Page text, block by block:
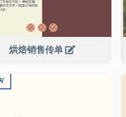
烘焙销售传单